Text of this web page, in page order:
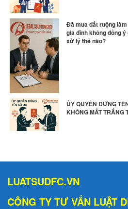
Đã mua đất ruộng
gia đình không đồng
xử lý thế nào?
ỦY QUYỀN ĐỨNG
KHÔNG MẤT TRẮNG
LUATSUDFC.VN
CÔNG TY TƯ VẤN LUẬT